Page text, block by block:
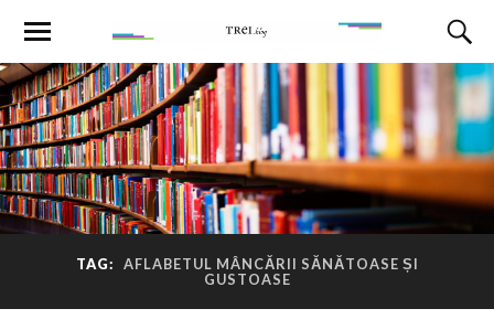
TAG:
AFLABETUL MÂNCĂRII SĂNĂTOASE ȘI
GUSTOASE